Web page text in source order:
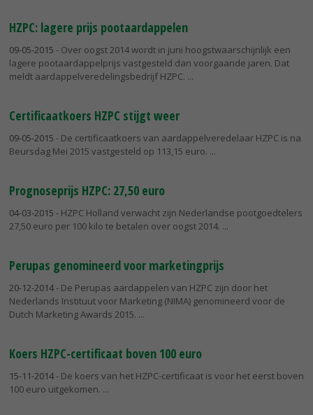
HZPC: lagere prijs pootaardappelen
09-05-2015 - Over oogst 2014 wordt in juni hoogstwaarschijnlijk een
lagere pootaardappelprijs vastgesteld dan voorgaande jaren. Dat
meldt aardappelveredelingsbedrijf HZPC.
Certificaatkoers HZPC stijgt weer
09-05-2015 - De certificaatkoers van aardappelveredelaar HZPC is na
Beursdag Mei 2015 vastgesteld op 113,15 euro.
Prognoseprijs HZPC: 27,50 euro
04-03-2015 - HZPC Holland verwacht zijn Nederlandse pootgoedtelers
27,50 euro per 100 kilo te betalen over oogst 2014.
Perupas genomineerd voor marketingprijs
20-12-2014- De Perupas aardappelen van HZPC zijn door het
Nederlands Instituut voor Marketing (NIMA) genomineerd voor de
Dutch Marketing Awards 2015.
Koers HZPC-certificaat boven 100 euro
15-11-2014- De koers van het HZPC-certificaat is voor het eerst boven
100 euro uitgekomen.